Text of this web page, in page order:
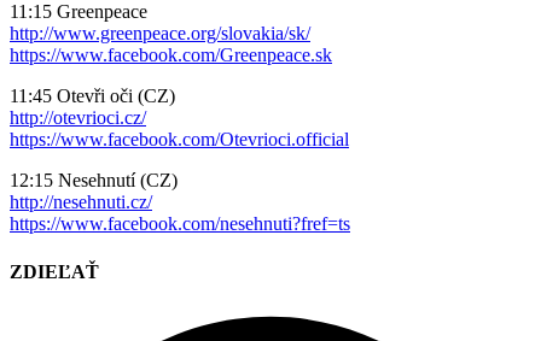
11:15 Greenpeace
http://www.greenpeace.org/slovakia/sk/
https://www.facebook.com/Greenpeace.sk
11:45 Otevři oči (CZ)
http://otevrioci.cz/
https://www.facebook.com/Otevrioci.official
12:15 Nesehnutí (CZ)
http://nesehnuti.cz/
https://www.facebook.com/nesehnuti?fref=ts
ZDIEĽAŤ